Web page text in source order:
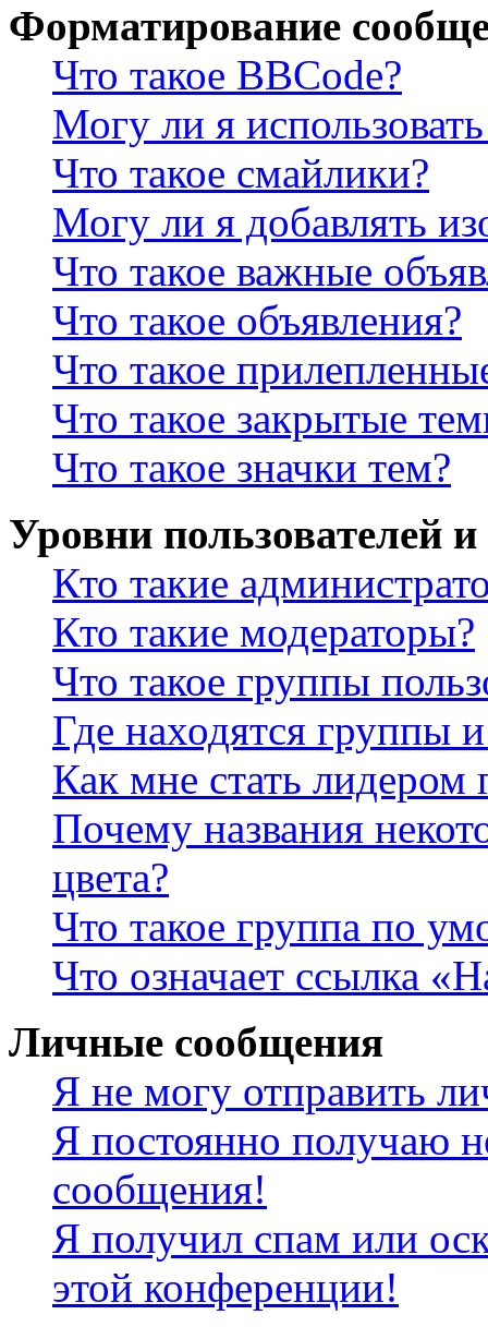
Форматирование
Что такое BBCode?
Могу ли я
Что такое смайлики?
Могу ли я добавлять
Что такое важные
Что такое объявления?
Что такое
Что такое закрытые
Что такое значки тем?
Уровни пользователей
Кто такие
Кто такие модераторы?
Что такое группы
Где находятся группы
Как мне стать лидером
Почему названия
цвета?
Что такое группа по
Что означает ссылка
Личные сообщения
Я не могу отправить
Я постоянно получаю
сообщения!
Я получил спам или
этой конференции!